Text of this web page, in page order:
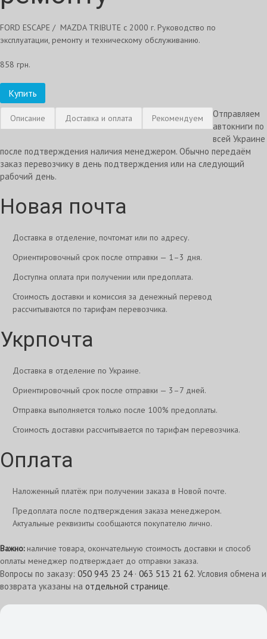
FORD ESCAPE / MAZDA TRIBUTE с 2000 г. Руководство по
эксплуатации, ремонту и техническому обслуживанию.
858 грн.
Купить
Описание Доставка и оплата Рекомендуем
Отправляем
автокниги по
всей Украине
после подтверждения наличия менеджером. Обычно передаём
заказ перевозчику в день подтверждения или на следующий
рабочий день.
Новая почта
Доставка в отделение, почтомат или по адресу.
Ориентировочный срок после отправки — 1–3 дня.
Доступна оплата при получении или предоплата.
Стоимость доставки и комиссия за денежный перевод
рассчитываются по тарифам перевозчика.
Укрпочта
Доставка в отделение по Украине.
Ориентировочный срок после отправки — 3–7 дней.
Отправка выполняется только после 100% предоплаты.
Стоимость доставки рассчитывается по тарифам перевозчика.
Оплата
Наложенный платёж при получении заказа в Новой почте.
Предоплата после подтверждения заказа менеджером.
Актуальные реквизиты сообщаются покупателю лично.
Важно:наличие товара, окончательную стоимость доставки и способ
оплаты менеджер подтверждает до отправки заказа.
Вопросы по заказу: 050 943 23 24· 063 513 21 62. Условия обмена и
возврата указаны на отдельной странице.